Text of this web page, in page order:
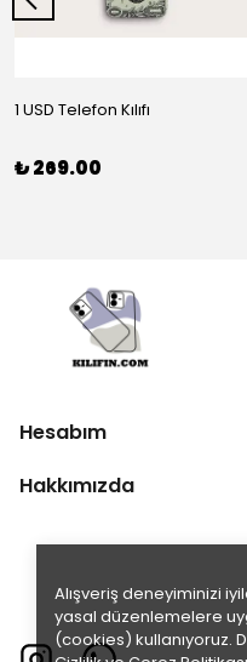
Alışveriş deneyiminizi
yasal düzenlemelere
(cookies) kullanıyoruz.
1 USD Telefon Kılıfı
₺ 269.00
Hesabım
Hakkımızda